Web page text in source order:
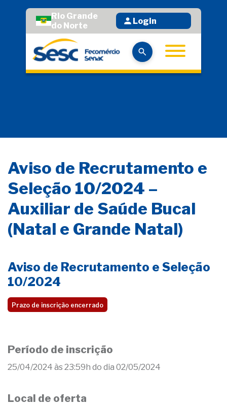
Rio Grande
do Norte
Login
Aviso de Recrutamento e
Seleção 10/2024 –
Auxiliar de Saúde Bucal
(Natal e Grande Natal)
Aviso de Recrutamento e Seleção
10/2024
Prazo de inscrição encerrado
Período de inscrição
25/04/2024 às 23:59h do dia 02/05/2024
Local de oferta